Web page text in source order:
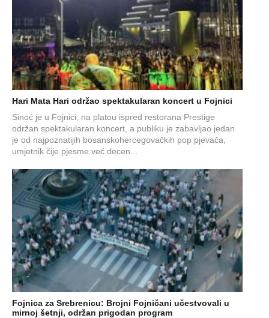
Hari Mata Hari održao spektakularan koncert u Fojnici
Sinoć je u Fojnici, na platou ispred restorana Prestige
održan spektakularan koncert, a publiku je zabavljao jedan
je od najpoznatijih bosanskohercegovačkih pop pjevača,
umjetnik čije pjesme već decen...
Fojnica za Srebrenicu: Brojni Fojničani učestvovali u
mirnoj šetnji, održan prigodan program